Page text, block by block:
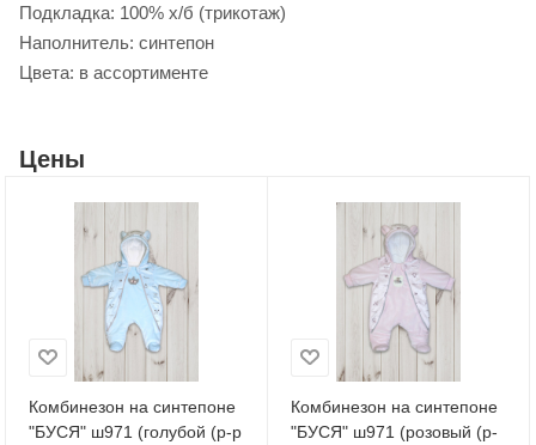
Подкладка: 100% х/б (трикотаж)
Наполнитель: синтепон
Цвета: в ассортименте
Цены
Комбинезон на синтепоне
"БУСЯ" ш971 (голубой (р-р
Комбинезон на синтепоне
"БУСЯ" ш971 (розовый (р-